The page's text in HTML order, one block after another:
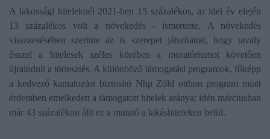
A lakossági hiteleknél 2021-ben 15 százalékos, az idei év elején
13 százalékos volt a növekedés - ismertette. A növekedés
visszaesésében szerinte az is szerepet játszhatott, hogy tavaly
ősszel a hitelesek széles körében a moratóriumot követően
újraindult a törlesztés. A különböző támogatási programok, főképp
a kedvező kamatozást biztosító Nhp Zöld otthon program miatt
érdemben emelkedett a támogatott hitelek aránya: idén márciusban
már 43 százalékon állt ez a mutató a lakáshiteleken belül.